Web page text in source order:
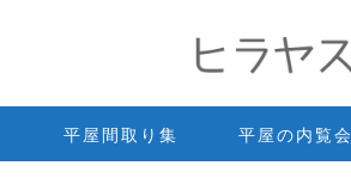
平屋間取り集 平屋の内覧会